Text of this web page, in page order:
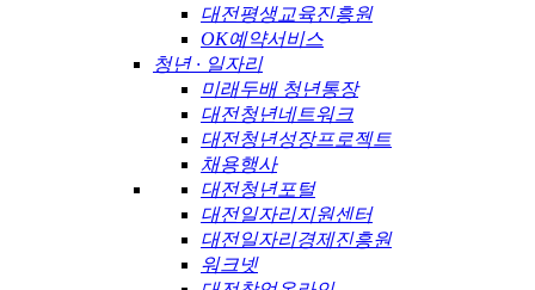
대전평생교육진흥원
OK예약서비스
청년 · 일자리
미래두배 청년통장
대전청년네트워크
대전청년성장프로젝트
채용행사
대전청년포털
대전일자리지원센터
대전일자리경제진흥원
워크넷